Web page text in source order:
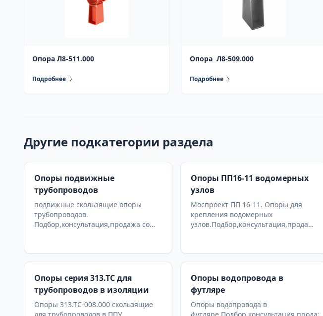
Опора Л8-511.000
Подробнее
Опора Л8-509.000
Подробнее
Другие подкатегории раздела
Опоры подвижные
трубопроводов
подвижные скользящие опоры
трубопроводов.
Подбор,консультация,продажа со
Опоры ПП16-11 водомерных
узлов
Моспроект ПП 16-11. Опоры для
крепления водомерных
узлов.Подбор,консультация,продажа
Опоры серия 313.ТС для
трубопроводов в изоляции
Опоры 313.ТС-008.000 скользящие
Опоры водопровода в
футляре
Опоры водопровода в